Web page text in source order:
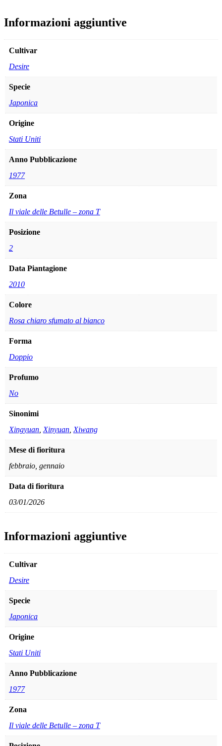
Informazioni aggiuntive
Cultivar
Desire
Specie
Japonica
Origine
Stati Uniti
Anno Pubblicazione
1977
Zona
Il viale delle Betulle – zona T
Posizione
2
Data Piantagione
2010
Colore
Rosa chiaro sfumato al bianco
Forma
Doppio
Profumo
No
Sinonimi
Xingyuan Xinyuan Xiwang
Mese di fioritura
febbraio, gennaio
Data di fioritura
03/01/2026
Informazioni aggiuntive
Cultivar
Desire
Specie
Japonica
Origine
Stati Uniti
Anno Pubblicazione
1977
Zona
Il viale delle Betulle – zona T